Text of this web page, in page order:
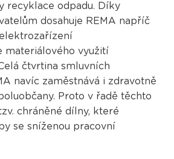
recyklace odpadu. Díky
dosahuje REMA napříč
materiálového využití
čtvrtina smluvních
navíc zaměstnává i zdravotně
Proto v řadě těchto
chráněné dílny, které
se sníženou pracovní